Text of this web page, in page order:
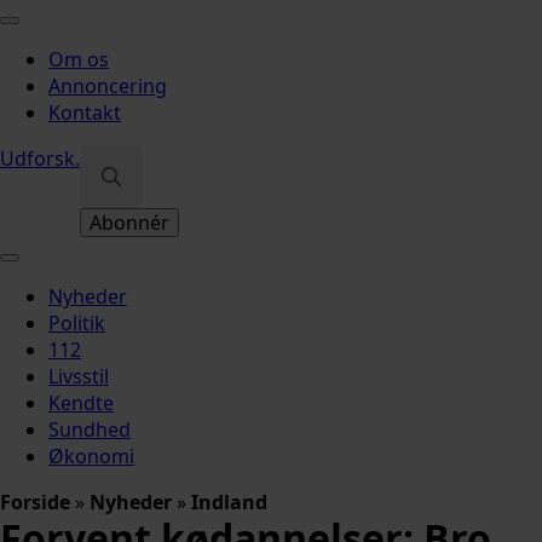
Om os
Annoncering
Kontakt
Udforsk.
Search
Abonnér
Nyheder
Politik
112
Livsstil
Kendte
Sundhed
Økonomi
Forside » Nyheder » Indland